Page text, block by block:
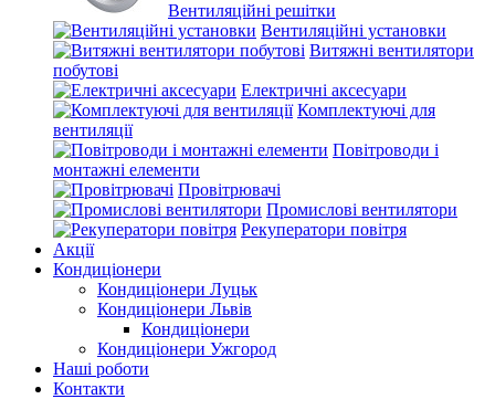
Вентиляційні решітки
Вентиляційні установки
Витяжні вентилятори
побутові
Електричні аксесуари
Комплектуючі для
вентиляції
Повітроводи і
монтажні елементи
Провітрювачі
Промислові вентилятори
Рекуператори повітря
Акції
Кондиціонери
Кондиціонери Луцьк
Кондиціонери Львів
Кондиціонери
Кондиціонери Ужгород
Наші роботи
Контакти